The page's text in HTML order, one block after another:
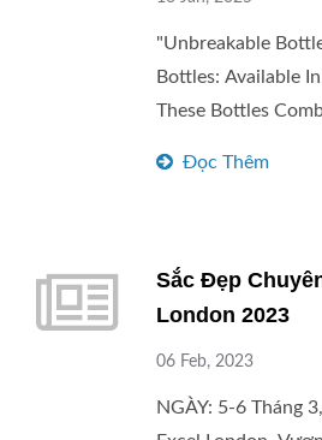
"Unbreakable
Bottles: Available
These Bottles
Without The Risk
"Unbreakable
Modern Skincare
Future Of
Đọc Thêm
Sắc Đẹp
London 2023
06 Feb, 2023
NGÀY: 5-6 Tháng